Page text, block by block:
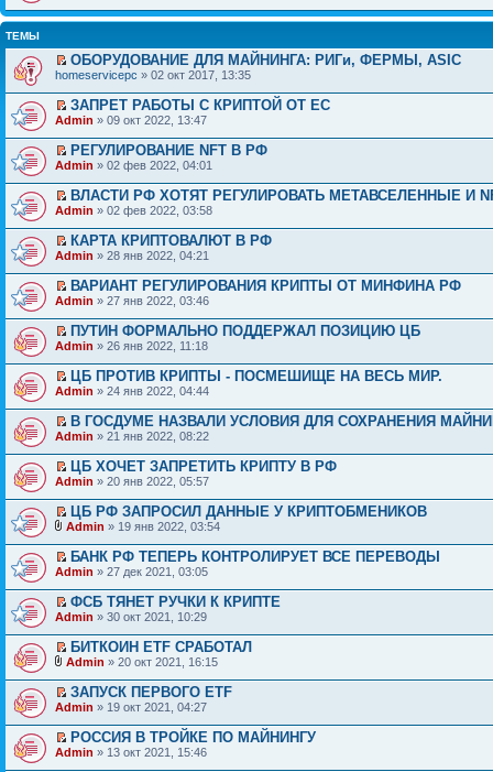
ТЕМЫ
ОБОРУДОВАНИЕ ДЛЯ МАЙНИНГА: РИГи, ФЕРМЫ, ASIC
homeservicepc » 02 окт 2017, 13:35
ЗАПРЕТ РАБОТЫ С КРИПТОЙ ОТ ЕС
Admin » 09 окт 2022, 13:47
РЕГУЛИРОВАНИЕ NFT В РФ
Admin » 02 фев 2022, 04:01
ВЛАСТИ РФ ХОТЯТ РЕГУЛИРОВАТЬ МЕТАВСЕЛЕННЫЕ И
Admin » 02 фев 2022, 03:58
КАРТА КРИПТОВАЛЮТ В РФ
Admin » 28 янв 2022, 04:21
ВАРИАНТ РЕГУЛИРОВАНИЯ КРИПТЫ ОТ МИНФИНА РФ
Admin » 27 янв 2022, 03:46
ПУТИН ФОРМАЛЬНО ПОДДЕРЖАЛ ПОЗИЦИЮ ЦБ
Admin » 26 янв 2022, 11:18
ЦБ ПРОТИВ КРИПТЫ - ПОСМЕШИЩЕ НА ВЕСЬ МИР.
Admin » 24 янв 2022, 04:44
В ГОСДУМЕ НАЗВАЛИ УСЛОВИЯ ДЛЯ СОХРАНЕНИЯ
Admin » 21 янв 2022, 08:22
ЦБ ХОЧЕТ ЗАПРЕТИТЬ КРИПТУ В РФ
Admin » 20 янв 2022, 05:57
ЦБ РФ ЗАПРОСИЛ ДАННЫЕ У КРИПТОБМЕНИКОВ
Admin » 19 янв 2022, 03:54
БАНК РФ ТЕПЕРЬ КОНТРОЛИРУЕТ ВСЕ ПЕРЕВОДЫ
Admin » 27 дек 2021, 03:05
ФСБ ТЯНЕТ РУЧКИ К КРИПТЕ
Admin » 30 окт 2021, 10:29
БИТКОИН ETF СРАБОТАЛ
Admin » 20 окт 2021, 16:15
ЗАПУСК ПЕРВОГО ETF
Admin » 19 окт 2021, 04:27
РОССИЯ В ТРОЙКЕ ПО МАЙНИНГУ
Admin » 13 окт 2021, 15:46